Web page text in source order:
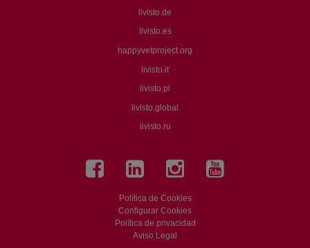
livisto.de
livisto.es
happyvetproject.org
livisto.it
livisto.pl
livisto.global
livisto.ru
Política de Cookies
Configurar Cookies
Política de privacidad
Aviso Legal